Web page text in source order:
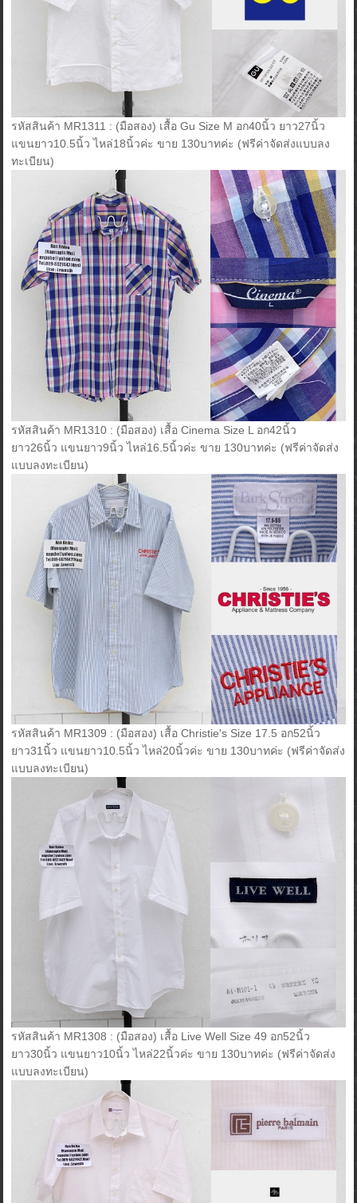
รหัสสินค้า MR1311 : (มือสอง) เสื้อ Gu Size M อก40นิ้ว ยาว27นิ้ว
แขนยาว10.5นิ้ว ไหล่18นิ้วค่ะ ขาย 130บาทค่ะ (ฟรีค่าจัดส่งแบบลง
ทะเบียน)
รหัสสินค้า MR1310 : (มือสอง) เสื้อ Cinema Size L อก42นิ้ว
ยาว26นิ้ว แขนยาว9นิ้ว ไหล่16.5นิ้วค่ะ ขาย 130บาทค่ะ (ฟรีค่าจัดส่ง
แบบลงทะเบียน)
รหัสสินค้า MR1309 : (มือสอง) เสื้อ Christie's Size 17.5 อก52นิ้ว
ยาว31นิ้ว แขนยาว10.5นิ้ว ไหล่20นิ้วค่ะ ขาย 130บาทค่ะ (ฟรีค่าจัดส่ง
แบบลงทะเบียน)
รหัสสินค้า MR1308 : (มือสอง) เสื้อ Live Well Size 49 อก52นิ้ว
ยาว30นิ้ว แขนยาว10นิ้ว ไหล่22นิ้วค่ะ ขาย 130บาทค่ะ (ฟรีค่าจัดส่ง
แบบลงทะเบียน)